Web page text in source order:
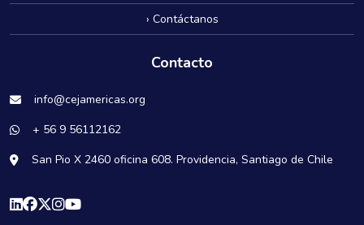
› Contáctanos
Contacto
info@cejamericas.org
+ 56 9 56112162
San Pio X 2460 oficina 608. Providencia, Santiago de Chile